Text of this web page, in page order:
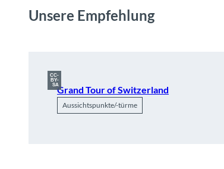
Unsere Empfehlung
CC-
BY-
SAGrand Tour of Switzerland
Aussichtspunkte/-türme